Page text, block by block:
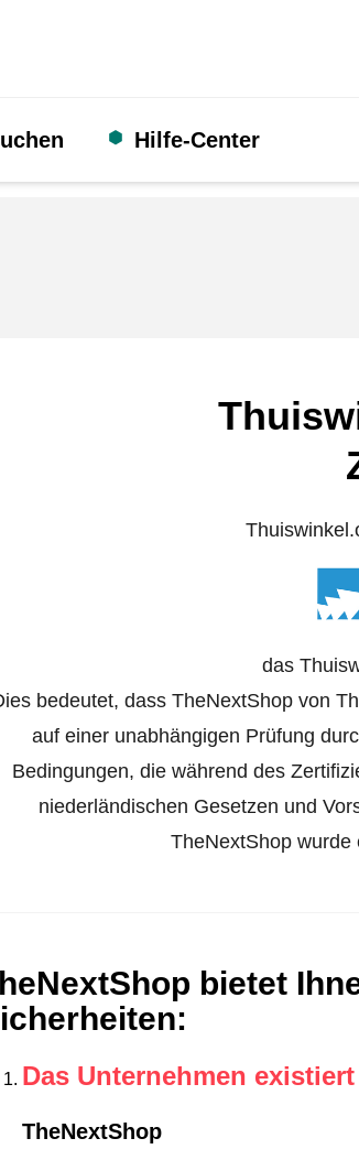
Hilfe-Center
das
bedeutet, dass TheNextShop von
auf einer unabhängigen Prüfung
Bedingungen, die während des
niederländischen Gesetzen und
TheNextShop
bietet
:
Das Unternehmen
TheNextShop